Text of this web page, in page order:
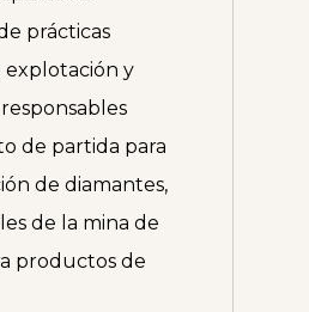
prácticas
explotación y
de partida para
de diamantes,
de la mina de
productos de